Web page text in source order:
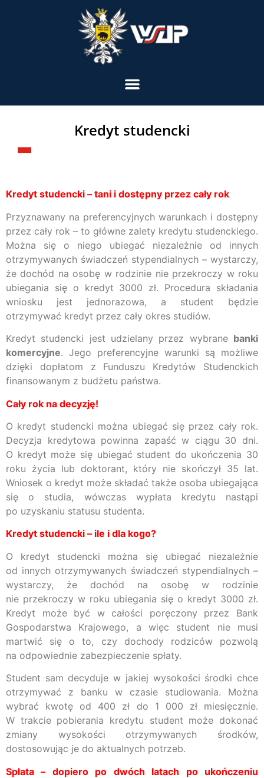
Kredyt studencki
Kredyt studencki – tani i dostępny przez cały rok
Przyznawany na preferencyjnych warunkach i dostępny
przez cały rok – to główne zalety kredytu studenckiego.
Można się o niego ubiegać niezależnie od innych
otrzymywanych świadczeń stypendialnych – wystarczy,
że dochód na osobę w rodzinie nie przekroczy w roku
ubiegania się o kredyt 3000 zł. Procedura składania
wniosku jest jednorazowa, a student będzie
otrzymywać kredyt przez cały okres studiów.
Kredyt studencki jest udzielany przez wybrane banki
komercyjne. Jego preferencyjne warunki są możliwe
dzięki dopłatom z Funduszu Kredytów Studenckich
finansowanym z budżetu państwa.
Cały rok na decyzję!
O kredyt studencki można ubiegać się przez cały rok.
Decyzja kredytowa powinna zapaść w ciągu 30 dni.
O kredyt może się ubiegać student do ukończenia 30
roku życia lub doktorant, który nie skończył 35 lat.
Wniosek o kredyt może składać także osoba ubiegająca
się o studia, wówczas wypłata kredytu nastąpi
po uzyskaniu statusu studenta.
Kredyt studencki – ile i dla kogo?
O kredyt studencki można się ubiegać niezależnie
od innych otrzymywanych świadczeń stypendialnych –
wystarczy, że dochód na osobę w rodzinie
nie przekroczy w roku ubiegania się o kredyt 3000 zł.
Kredyt może być w całości poręczony przez Bank
Gospodarstwa Krajowego, a więc student nie musi
martwić się o to, czy dochody rodziców pozwolą
na odpowiednie zabezpieczenie spłaty.
Student sam decyduje w jakiej wysokości środki chce
otrzymywać z banku w czasie studiowania. Można
wybrać kwotę od 400 zł do 1 000 zł miesięcznie.
W trakcie pobierania kredytu student może dokonać
zmiany wysokości otrzymywanych środków,
dostosowując je do aktualnych potrzeb.
Spłata – dopiero po dwóch latach po ukończeniu